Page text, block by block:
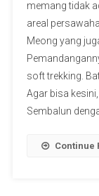
memang tidak
areal
Meong yang
soft trekking.
Agar bisa
Sembalun
Continue